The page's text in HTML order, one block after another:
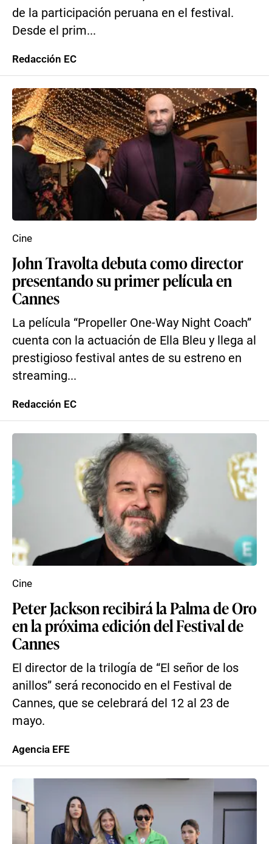
de la participación peruana en el festival.
Desde el prim...
Redacción EC
John Travolta debuta como director
presentando su primer película en
Cannes
La película “Propeller One-Way Night Coach”
cuenta con la actuación de Ella Bleu y llega al
prestigioso festival antes de su estreno en
streaming...
Cine
Redacción EC
Peter Jackson recibirá la Palma de Oro
en la próxima edición del Festival de
Cannes
El director de la trilogía de “El señor de los
anillos” será reconocido en el Festival de
Cannes, que se celebrará del 12 al 23 de
mayo.
Cine
Agencia EFE